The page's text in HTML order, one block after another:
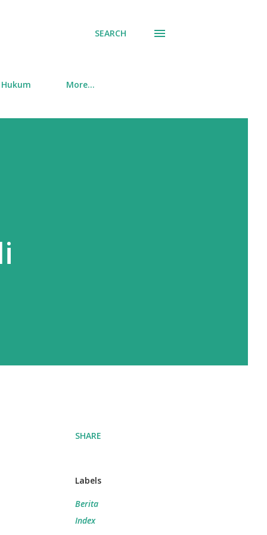
SEARCH
Hukum More…
SHARE
Labels
Berita
Index